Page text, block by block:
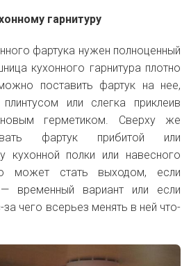
гарнитуру
фартука нужен полноценный
кухонного гарнитура плотно
поставить фартук на нее,
или слегка приклеив
герметиком. Сверху же
фартук прибитой или
кухонной полки или навесного
может стать выходом, если
— временный вариант или если
чего всерьез менять в ней что-